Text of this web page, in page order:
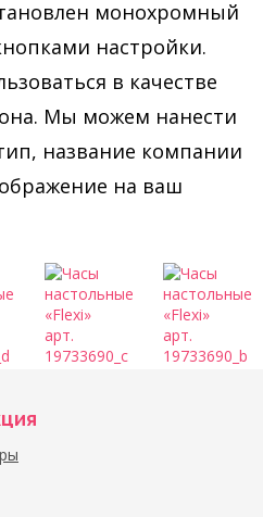
монохромный
настройки.
в качестве
Мы можем нанести
название компании
на ваш